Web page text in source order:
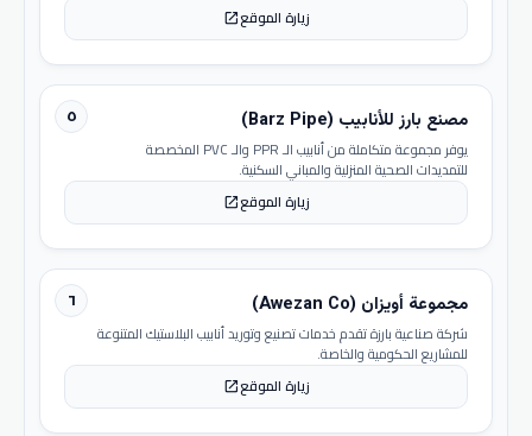
زيارة الموقعopen_in_new
٥ مصنع بارز للأنابيب (Barz Pipe)
يوفر مجموعة متكاملة من أنابيب الـ PPR والـ PVC المخصصة
للتمديدات الصحية المنزلية والمباني السكنية.
زيارة الموقعopen_in_new
٦ مجموعة أويزان (Awezan Co)
شركة صناعية بارزة تقدم خدمات تصنيع وتوريد أنابيب البلاستيك المتنوعة
للمشاريع الحكومية والخاصة.
زيارة الموقعopen_in_new